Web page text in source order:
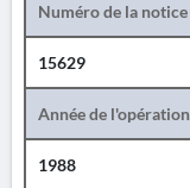
Numéro de la notice
15629
Année de l'opération
1988